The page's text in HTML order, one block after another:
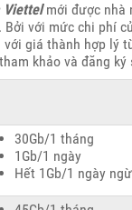
Viettelmới được nhà
Bởi với mức chi phí
giá thành hợp lý
khảo và đăng
30Gb/1 tháng
1Gb/1 ngày
Hết 1Gb/1 ngày